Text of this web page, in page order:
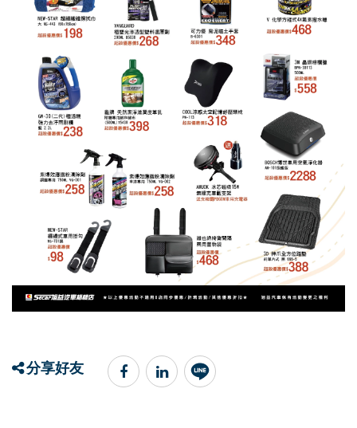
分享好友